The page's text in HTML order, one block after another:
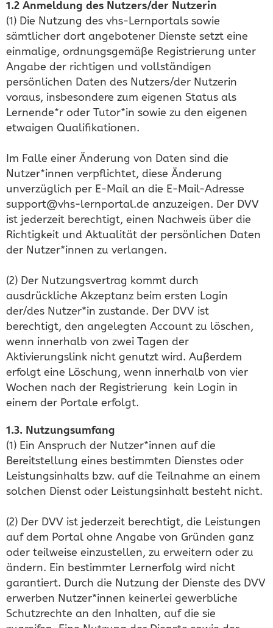
1.2 Anmeldung des Nutzers/der Nutzerin
(1) Die Nutzung des vhs-Lernportals sowie
sämtlicher dort angebotener Dienste setzt eine
einmalige, ordnungsgemäße Registrierung unter
Angabe der richtigen und vollständigen
persönlichen Daten des Nutzers/der Nutzerin
voraus, insbesondere zum eigenen Status als
Lernende*r oder Tutor*in sowie zu den eigenen
etwaigen Qualifikationen.
Im Falle einer Änderung von Daten sind die
Nutzer*innen verpflichtet, diese Änderung
unverzüglich per E-Mail an die E-Mail-Adresse
support@vhs-lernportal.de anzuzeigen. Der DVV
ist jederzeit berechtigt, einen Nachweis über die
Richtigkeit und Aktualität der persönlichen Daten
der Nutzer*innen zu verlangen.
(2) Der Nutzungsvertrag kommt durch
ausdrückliche Akzeptanz beim ersten Login
der/des Nutzer*in zustande. Der DVV ist
berechtigt, den angelegten Account zu löschen,
wenn innerhalb von zwei Tagen der
Aktivierungslink nicht genutzt wird. Außerdem
erfolgt eine Löschung, wenn innerhalb von vier
Wochen nach der Registrierung kein Login in
einem der Portale erfolgt.
1.3. Nutzungsumfang
(1) Ein Anspruch der Nutzer*innen auf die
Bereitstellung eines bestimmten Dienstes oder
Leistungsinhalts bzw. auf die Teilnahme an einem
solchen Dienst oder Leistungsinhalt besteht nicht.
(2) Der DVV ist jederzeit berechtigt, die Leistungen
auf dem Portal ohne Angabe von Gründen ganz
oder teilweise einzustellen, zu erweitern oder zu
ändern. Ein bestimmter Lernerfolg wird nicht
garantiert. Durch die Nutzung der Dienste des DVV
erwerben Nutzer*innen keinerlei gewerbliche
Schutzrechte an den Inhalten, auf die sie